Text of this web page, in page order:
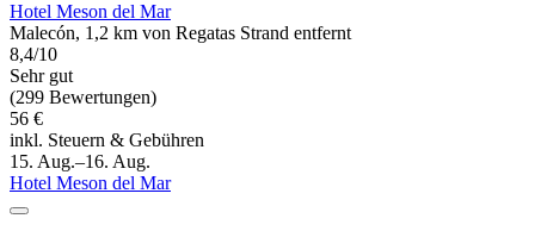
Hotel Meson del Mar
Malecón, 1,2 km von Regatas Strand entfernt
8,4/10
Sehr gut
(299 Bewertungen)
56 €
inkl. Steuern & Gebühren
15. Aug.–16. Aug.
Hotel Meson del Mar